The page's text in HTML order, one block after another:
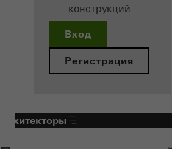
конструкций
Вход
Регистрация
Архитекторы